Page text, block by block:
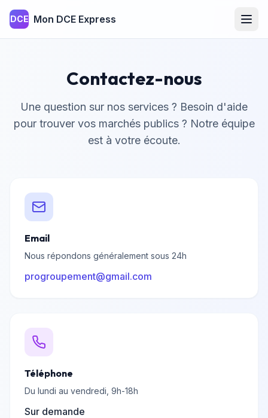
DCE Mon DCE Express
Contactez-nous
Une question sur nos services ? Besoin d'aide
pour trouver vos marchés publics ? Notre équipe
est à votre écoute.
Email
Nous répondons généralement sous 24h
progroupement@gmail.com
Téléphone
Du lundi au vendredi, 9h-18h
Sur demande